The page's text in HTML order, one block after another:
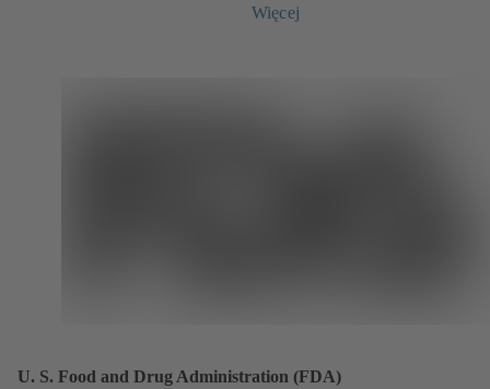
Więcej
U. S. Food and Drug Administration (FDA)